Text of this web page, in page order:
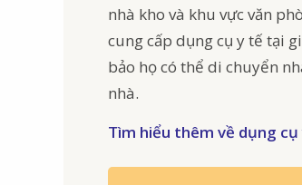
nhà kho và khu vực văn
cung cấp dụng cụ y tế tại
bảo họ có thể di chuyển
nhà.
Tìm hiểu thêm về dụng